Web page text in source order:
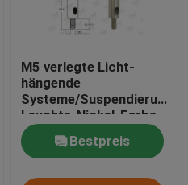
M5 verlegte Licht-
hängende
Systeme/Suspendierungs-
Leuchte-Nickel-Farbe
Bestpreis